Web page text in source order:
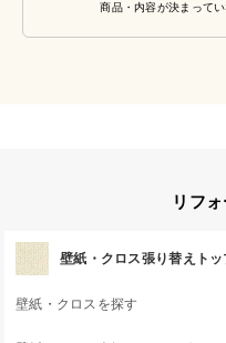
商品・内容が決まって
リフ
壁紙・クロス張り替えトッ
壁紙・クロスを探す